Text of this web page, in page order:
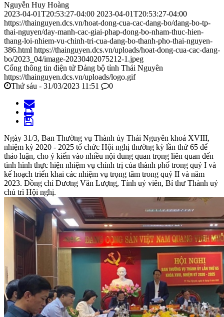
Nguyễn Huy Hoàng
2023-04-01T20:53:27-04:00 2023-04-01T20:53:27-04:00
https://thainguyen.dcs.vn/hoat-dong-cua-cac-dang-bo/dang-bo-tp-
thai-nguyen/day-manh-cac-giai-phap-dong-bo-nham-thuc-hien-
thang-loi-nhiem-vu-chinh-tri-cua-dang-bo-thanh-pho-thai-nguyen-
386.html https://thainguyen.dcs.vn/uploads/hoat-dong-cua-cac-dang-
bo/2023_04/image-20230402075212-1.jpeg
Cổng thông tin điện tử Đảng bộ tỉnh Thái Nguyên
https://thainguyen.dcs.vn/uploads/logo.gif
Thứ sáu - 31/03/2023 11:51
0
Ngày 31/3, Ban Thường vụ Thành ủy Thái Nguyên khoá XVIII,
nhiệm kỳ 2020 - 2025 tổ chức Hội nghị thường kỳ lần thứ 65 để
thảo luận, cho ý kiến vào nhiều nội dung quan trọng liên quan đến
tình hình thực hiện nhiệm vụ chính trị của thành phố trong quý I và
kế hoạch triển khai các nhiệm vụ trọng tâm trong quý II và năm
2023. Đồng chí Dương Văn Lượng, Tỉnh uỷ viên, Bí thư Thành uỷ
chủ trì Hội nghị.